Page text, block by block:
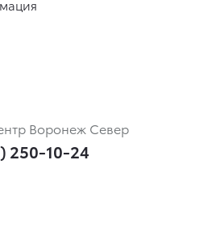
Воронеж Север
250-10-24